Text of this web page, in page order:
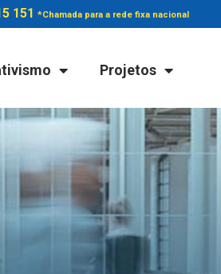
151 *Chamada para a rede fixa nacional
Projetos